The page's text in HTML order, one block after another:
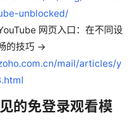
unblocked/
网页入口：在不同设
的技巧 →
mail/articles/y
的免登录观看模